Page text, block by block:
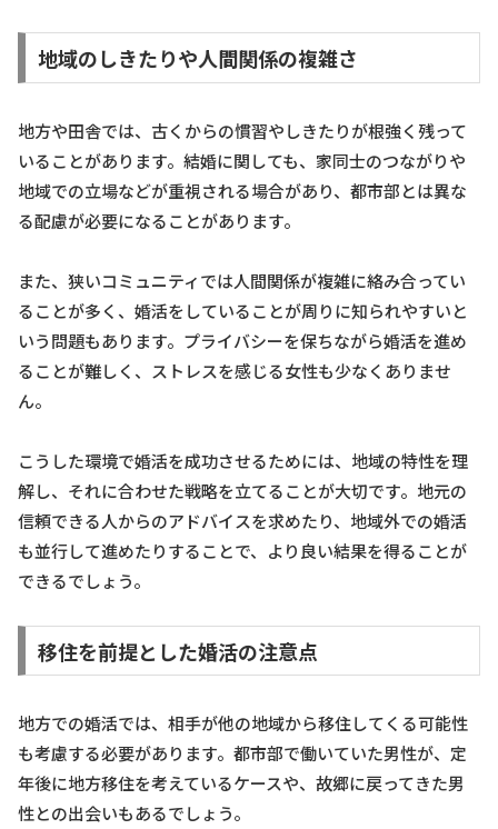
地域のしきたりや人間関係の複雑さ
地方や田舎では、古くからの慣習やしきたりが根強く残って
いることがあります。結婚に関しても、家同士のつながりや
地域での立場などが重視される場合があり、都市部とは異な
る配慮が必要になることがあります。
また、狭いコミュニティでは人間関係が複雑に絡み合ってい
ることが多く、婚活をしていることが周りに知られやすいと
いう問題もあります。プライバシーを保ちながら婚活を進め
ることが難しく、ストレスを感じる女性も少なくありませ
ん。
こうした環境で婚活を成功させるためには、地域の特性を理
解し、それに合わせた戦略を立てることが大切です。地元の
信頼できる人からのアドバイスを求めたり、地域外での婚活
も並行して進めたりすることで、より良い結果を得ることが
できるでしょう。
移住を前提とした婚活の注意点
地方での婚活では、相手が他の地域から移住してくる可能性
も考慮する必要があります。都市部で働いていた男性が、定
年後に地方移住を考えているケースや、故郷に戻ってきた男
性との出会いもあるでしょう。